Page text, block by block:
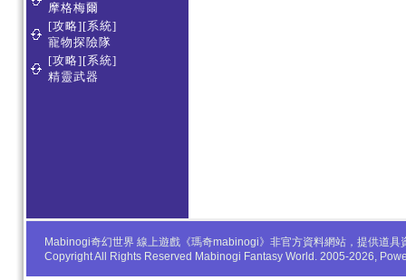
摩格梅爾
[攻略][系統]
寵物探險隊
[攻略][系統]
精靈武器
Mabinogi奇幻世界 線上遊戲《瑪奇mabinogi》非官方資料網站，提供道
Copyright All Rights Reserved Mabinogi Fantasy World. 2005-2026,